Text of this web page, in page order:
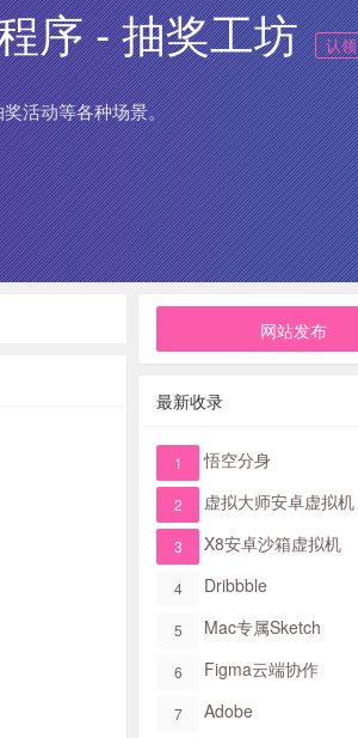
序 - 抽奖工坊 认领
活动等各种场景。
网站发布
最新收录
1 悟空分身
2 虚拟大师安卓虚拟机
3 X8安卓沙箱虚拟机
4 Dribbble
5 Mac专属Sketch​
6 Figma​云端协作
7 Adobe